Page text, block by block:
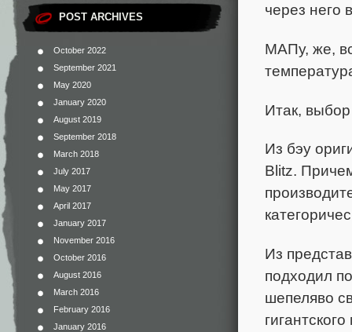
POST ARCHIVES
October 2022
September 2021
May 2020
January 2020
August 2019
September 2018
March 2018
July 2017
May 2017
April 2017
January 2017
November 2016
October 2016
August 2016
March 2016
February 2016
January 2016
через него
МАПу, же,
Итак,
Из бэу
Blitz.
Из
подходил
шепеляво